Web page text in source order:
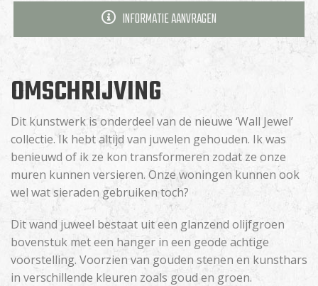
INFORMATIE AANVRAGEN
OMSCHRIJVING
Dit kunstwerk is onderdeel van de nieuwe ‘Wall Jewel’
collectie. Ik hebt altijd van juwelen gehouden. Ik was
benieuwd of ik ze kon transformeren zodat ze onze
muren kunnen versieren. Onze woningen kunnen ook
wel wat sieraden gebruiken toch?
Dit wand juweel bestaat uit een glanzend olijfgroen
bovenstuk met een hanger in een geode achtige
voorstelling. Voorzien van gouden stenen en kunsthars
in verschillende kleuren zoals goud en groen.